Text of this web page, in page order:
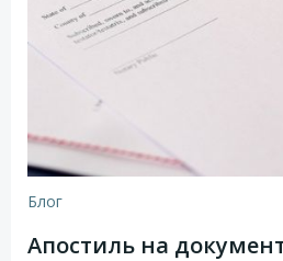
Блог
Апостиль на